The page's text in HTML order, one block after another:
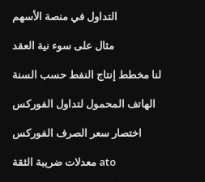
التداول في منصة الأسهم
مثال على سوء نية العقد
لنا مخطط إنتاج النفط حسب السنة
الهاتف المحمول لتداول الفوركس
اختصار سعر الصرف الفوركس
معدلات ضريبة الثقة ato